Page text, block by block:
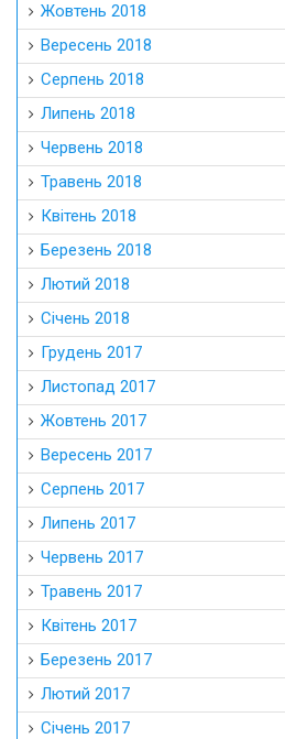
Жовтень 2018
Вересень 2018
Серпень 2018
Липень 2018
Червень 2018
Травень 2018
Квітень 2018
Березень 2018
Лютий 2018
Січень 2018
Грудень 2017
Листопад 2017
Жовтень 2017
Вересень 2017
Серпень 2017
Липень 2017
Червень 2017
Травень 2017
Квітень 2017
Березень 2017
Лютий 2017
Січень 2017